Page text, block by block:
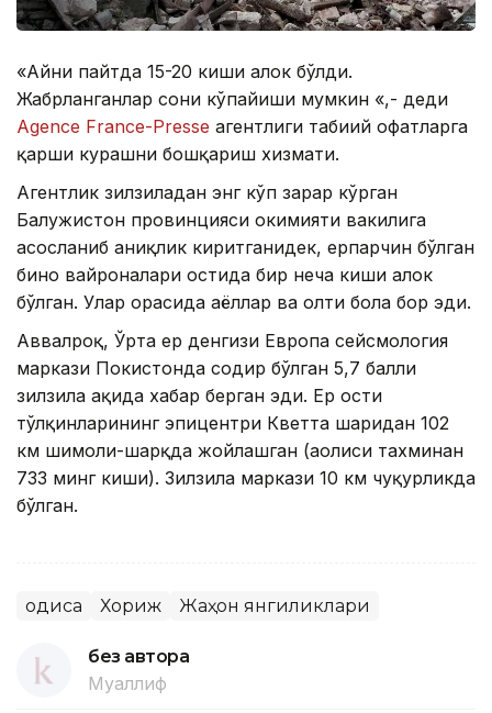
«Айни пайтда 15-20 киши ҳалок бўлди.
Жабрланганлар сони кўпайиши мумкин «,- деди
Agence France-Presse агентлиги табиий офатларга
қарши курашни бошқариш хизмати.
Aгентлик зилзиладан энг кўп зарар кўрган
Балужистон провинцияси ҳокимияти вакилига
асосланиб аниқлик киритганидек, ерпарчин бўлган
бино вайроналари остида бир неча киши ҳалок
бўлган. Улар орасида аёллар ва олти бола бор эди.
Aввалроқ, Ўрта ер денгизи Европа сейсмология
маркази Покистонда содир бўлган 5,7 балли
зилзила ҳақида хабар берган эди. Ер ости
тўлқинларининг эпицентри Кветта шаҳридан 102
км шимоли-шарқда жойлашган (аҳолиси тахминан
733 минг киши). Зилзила маркази 10 км чуқурликда
бўлган.
Ҳодиса Хориж Жаҳон янгиликлари
без автора
Муаллиф